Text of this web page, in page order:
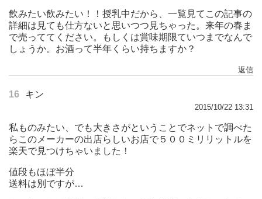
飲みたい飲みたい！！授乳中だから、一覧見てこの記事の
詳細は見ても仕方ないと思いつつ見ちゃった。来年の春ま
で売っててください。もしくは賞味期限ていつまでなんで
しょうか。お酒って半年くらい持ちますか？
返信
16 キン
2015/10/22 13:31
私ものみたい、でも大きさがということでネットで調べた
らこのメーカーの出店らしいお店で５００ミリリットルを
楽天で見つけちゃいました！
値段もほぼ半分
送料は別ですが…